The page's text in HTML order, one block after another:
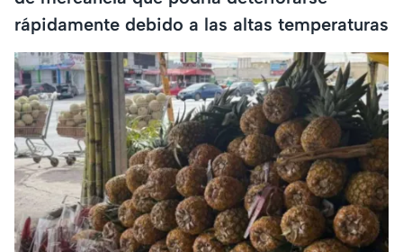
rápidamente debido a las altas temperaturas